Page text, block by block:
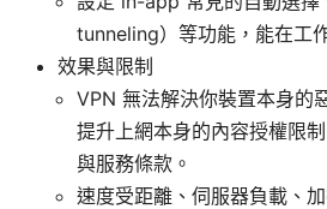
tunneling）等功能，能在工
效果與限制
VPN 無法解決你裝置本身的
提升上網本身的內容授權限
與服務條款。
速度受距離、伺服器負載、